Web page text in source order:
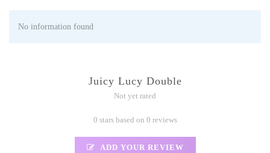
No information found
Juicy Lucy Double
Not yet rated
0 stars based on 0 reviews
ADD YOUR REVIEW